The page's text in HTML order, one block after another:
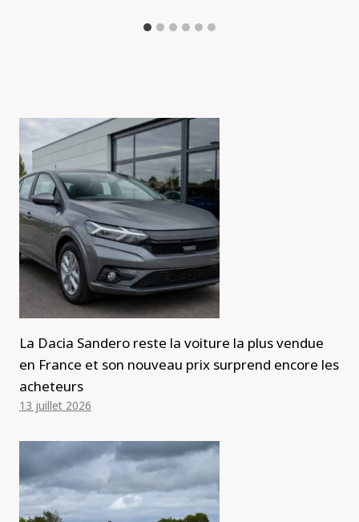
La Dacia Sandero reste la voiture la plus vendue
en France et son nouveau prix surprend encore les
acheteurs
13 juillet 2026